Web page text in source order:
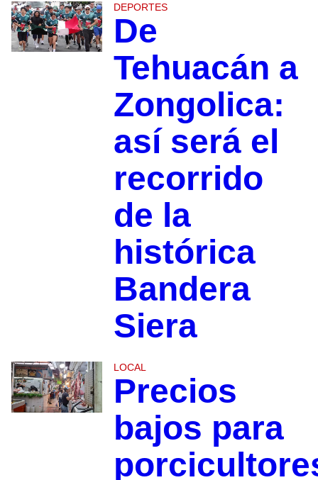
DEPORTES
De
Tehuacán a
Zongolica:
así será el
recorrido
de la
histórica
Bandera
Siera
LOCAL
Precios
bajos para